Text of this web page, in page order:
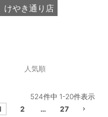
やき通り店
人気順
524件中 1-20件表示
2 … 27